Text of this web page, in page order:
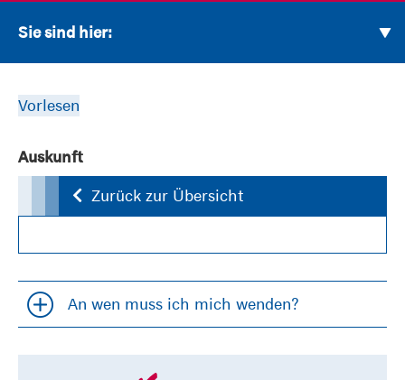
Sie sind hier:
Vorlesen
Auskunft
Zurück zur Übersicht
Accordion öfffnen und schließen
An wen muss ich mich wenden?